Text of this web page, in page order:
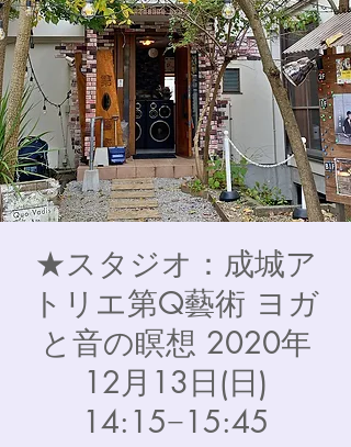
★スタジオ：成城ア
トリエ第Q藝術 ヨガ
と音の瞑想 2020年
12月13日(日)
14:15−15:45